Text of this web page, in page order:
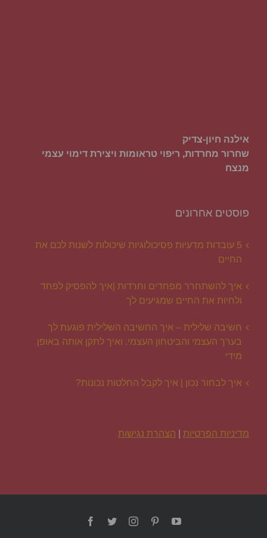
אילנה חיון-צדיק
שחרור מחרדות, ריפוי טראומות ויצירת דימוי עצמי
מנצח
פוסטים אחרונים
5 עובדות מדעיות פסיכולוגיות שיכולות לשנות לכם את
החיים
איך להשתחרר מפחדים וחרדות |איך להפסיק לפחד
ולחיות את החיים שמגיעים לך
חשיבה שלילית – איך החשיבה השלילית פוגעת לך
בערך העצמי והביטחון העצמי. ואיך לתקן אותה באופן
מידי
איך לבחור נכון | איך לקבל החלטות נכונות?
מדיניות הפרטיות | הצהרת נגישות
YouTube
Pinterest
Instagram
Twitter